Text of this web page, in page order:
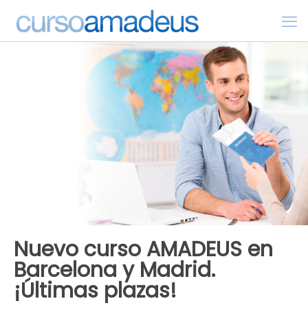
Nuevo curso AMADEUS en
Barcelona y Madrid.
¡Últimas plazas!